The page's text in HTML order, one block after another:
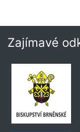
Zajímavé